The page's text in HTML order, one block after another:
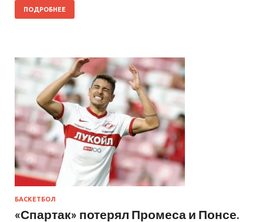
ПОДРОБНЕЕ
БАСКЕТБОЛ
«Спартак» потерял Промеса и Понсе.